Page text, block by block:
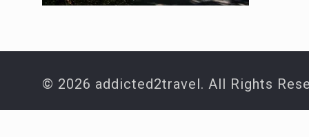
© 2026 addicted2travel. All Rights